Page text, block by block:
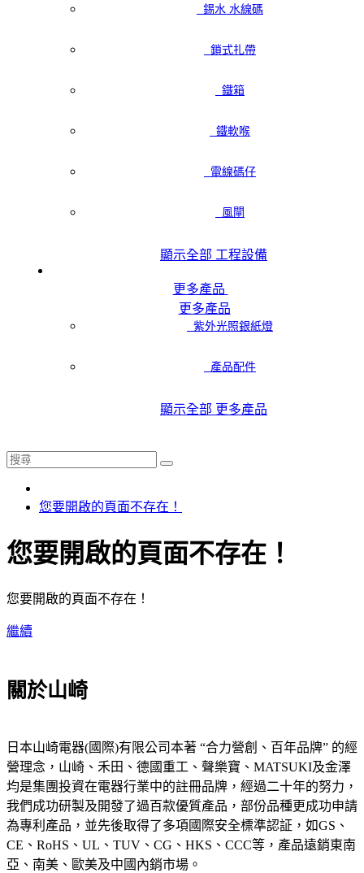
錫水 水線碼
鎖式扎帶
鐵箱
鐵軟喉
電線碼仔
風閘
顯示全部 工程設備
更多產品
更多產品
紫外光照銀紙燈
產品配件
顯示全部 更多產品
您要開啟的頁面不存在！
您要開啟的頁面不存在！
您要開啟的頁面不存在！
繼續
關於山崎
日本山崎電器(國際)有限公司本著 “合力營創、百年品牌” 的經
營理念，山崎、禾田、德國重工、聲樂寶、MATSUKI及金澤
均是集團投資在電器行業中的註冊品牌，經過二十年的努力，
我們成功研製及開發了過百款優質產品，部份品種更成功申請
為專利產品，並先後取得了多項國際安全標準認証，如GS、
CE、RoHS、UL、TUV、CG、HKS、CCC等，產品遠銷東南
亞、南美、歐美及中國內銷市場。